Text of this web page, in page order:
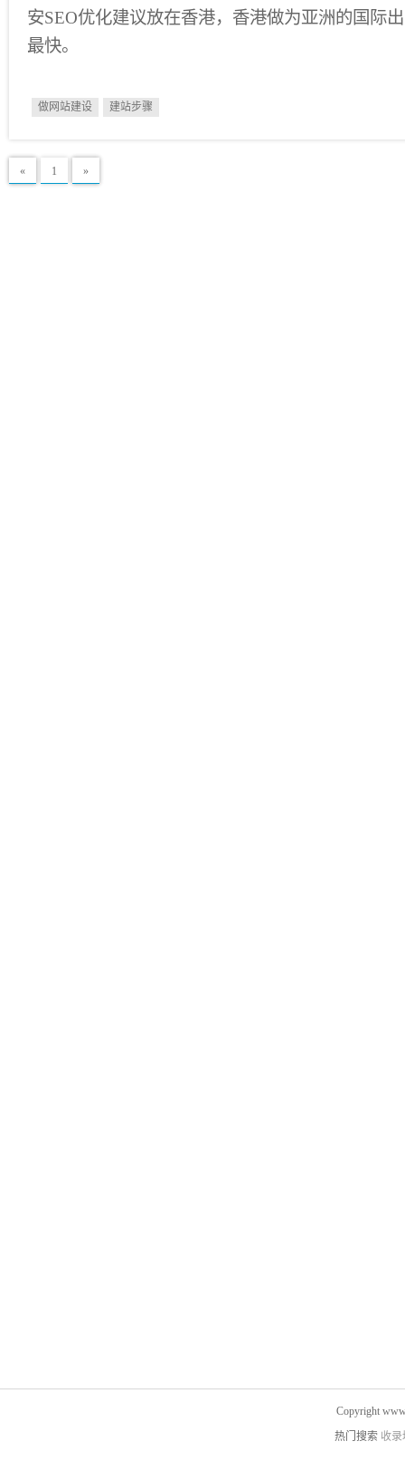
安SEO优化建议放在香港，香港做为亚洲的国际
最快。
做网站建设 建站步骤
« 1 »
Copyright
热门搜索 收录